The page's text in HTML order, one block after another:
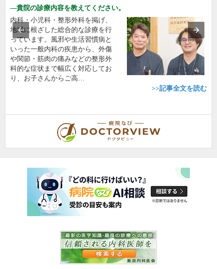
貴院の診療内容を教えてください。
内科・小児科・整形外科を掲げ、
地域に根ざした総合的な診療を行
っています。風邪や生活習慣病と
いった一般内科の疾患から、外傷
や関節・筋肉の痛みなどの整形外
科的な症状まで幅広く対応してお
り、お子さんからご高…
>>記事全文を読む